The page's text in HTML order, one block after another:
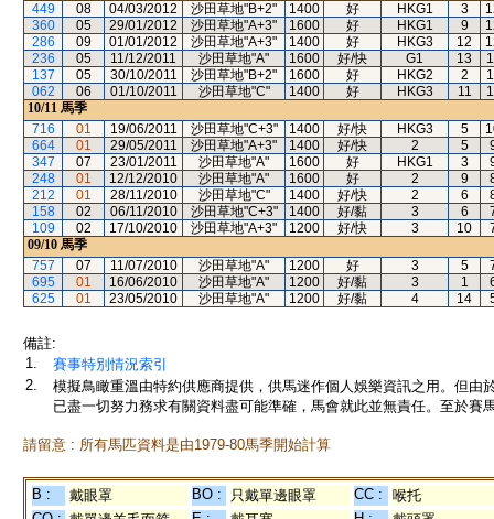
449
08 04/03/2012 沙田草地"B+2" 1400 好 HKG1 3
360
05 29/01/2012 沙田草地"A+3" 1600 好 HKG1 9
286
09 01/01/2012 沙田草地"A+3" 1400 好 HKG3 12
236
05 11/12/2011 沙田草地"A" 1600 好/快 G1 13
137
05 30/10/2011 沙田草地"B+2" 1600 好 HKG2 2
062
06 01/10/2011 沙田草地"C" 1400 好 HKG3 11
10/11 馬季
716
01 19/06/2011 沙田草地"C+3" 1400 好/快 HKG3 5
664
01 29/05/2011 沙田草地"A+3" 1400 好/快 2 5
347
07 23/01/2011 沙田草地"A" 1600 好 HKG1 3
248
01 12/12/2010 沙田草地"A" 1600 好 2 9
212
01 28/11/2010 沙田草地"C" 1400 好/快 2 6
158
02 06/11/2010 沙田草地"C+3" 1400 好/黏 3 6
109
02 17/10/2010 沙田草地"A+3" 1200 好/快 3 10
09/10 馬季
757
07 11/07/2010 沙田草地"A" 1200 好 3 5
695
01 16/06/2010 沙田草地"A" 1200 好/黏 3 1
625
01 23/05/2010 沙田草地"A" 1200 好/黏 4 14
備註:
1.
賽事特別情況索引
2.
模擬鳥瞰重溫由特約供應商提供，供馬迷作個人娛樂資訊之用。但
已盡一切努力務求有關資料盡可能準確，馬會就此並無責任。至於賽
請留意 : 所有馬匹資料是由1979-80馬季開始計算
B : 戴眼罩 BO : 只戴單邊眼罩 CC :
喉托